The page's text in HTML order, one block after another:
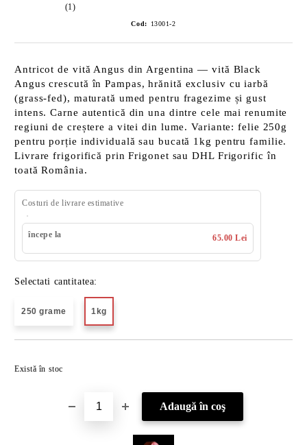
(1)
Cod: 13001-2
Antricot de vită Angus din Argentina — vită Black
Angus crescută în Pampas, hrănită exclusiv cu iarbă
(grass-fed), maturată umed pentru fragezime și gust
intens. Carne autentică din una dintre cele mai renumite
regiuni de creștere a vitei din lume. Variante: felie 250g
pentru porție individuală sau bucată 1kg pentru familie.
Livrare frigorifică prin Frigonet sau DHL Frigorific în
toată România.
Costuri de livrare estimative
începe la 65.00 Lei
Selectati cantitatea:
250 grame 1kg
Există în stoc